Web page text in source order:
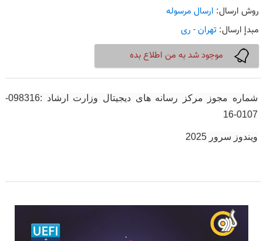
روش ارسال: ارسال مرسوله
مبدإ ارسال: تهران - ری
موجود شد به من اطلاع بده
شماره مجوز مرکز رسانه های دیجیتال وزارت ارشاد :098316-
0107-16
ویندوز سرور 2025